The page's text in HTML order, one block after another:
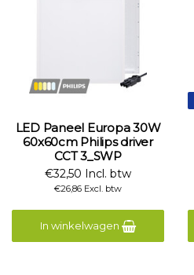
LED Paneel Europa 30W
60x60cm Philips driver
CCT 3_SWP
€32,50 Incl. btw
€26,86 Excl. btw
In winkelwagen